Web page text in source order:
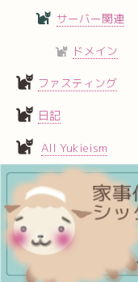
サーバー関連
ドメイン
ファスティング
日記
All Yukieism